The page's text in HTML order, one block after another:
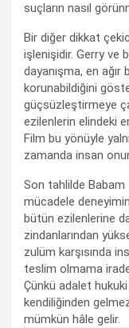
suçların nasıl
Bir diğer dikkat
işlenişidir. Gerry ve
dayanışma, en ağır
korunabildiğini
güçsüzleştirmeye
ezilenlerin elindeki
Film bu yönüyle
zamanda insan
Son tahlilde Babam
mücadele
bütün ezilenlerine
zindanlarından
zulüm karşısında
teslim olmama
Çünkü adalet
kendiliğinden
mümkün hâle gelir.